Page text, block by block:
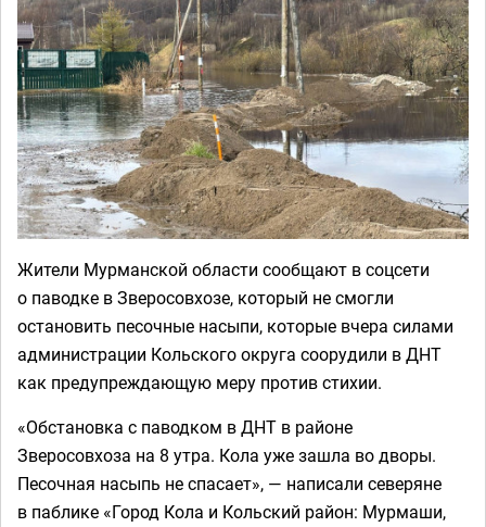
Жители Мурманской области сообщают в соцсети
о паводке в Зверосовхозе, который не смогли
остановить песочные насыпи, которые вчера силами
администрации Кольского округа соорудили в ДНТ
как предупреждающую меру против стихии.
«Обстановка с паводком в ДНТ в районе
Зверосовхоза на 8 утра. Кола уже зашла во дворы.
Песочная насыпь не спасает», — написали северяне
в паблике «Город Кола и Кольский район: Мурмаши,